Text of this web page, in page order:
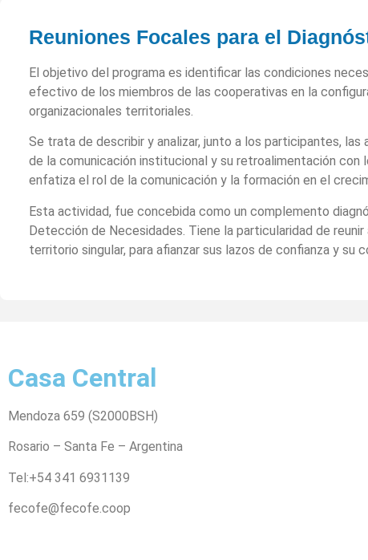
Reuniones Focales para el
El objetivo del programa es identificar las condiciones
efectivo de los miembros de las cooperativas en la
organizacionales territoriales.
Se trata de describir y analizar, junto a los participantes, las
de la comunicación institucional y su retroalimentación con
enfatiza el rol de la comunicación y la formación en el
Esta actividad, fue concebida como un complemento
Detección de Necesidades. Tiene la particularidad de
territorio singular, para afianzar sus lazos de confianza y su
Casa Central
Mendoza 659 (S2000BSH)
Rosario – Santa Fe – Argentina
Tel:+54 341 6931139
fecofe@fecofe.coop